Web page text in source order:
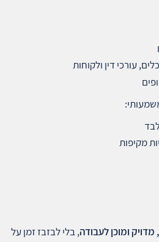
עורכי דין ולקוחות
מקיפות
ומוכן לעבודה, בלי לבזבז זמן על